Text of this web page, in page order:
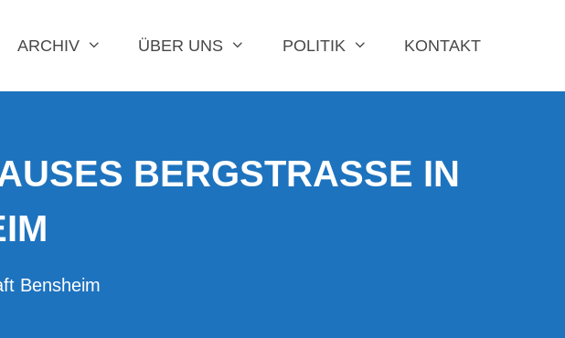
ARCHIV ÜBER UNS POLITIK KONTAKT
BERGSTRASSE IN B
Bensheim